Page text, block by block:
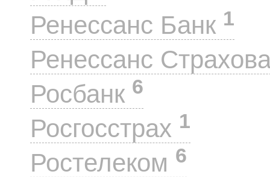
Ренессанс Банк 1
Ренессанс
Росбанк 6
Росгосстрах 1
Ростелеком 6